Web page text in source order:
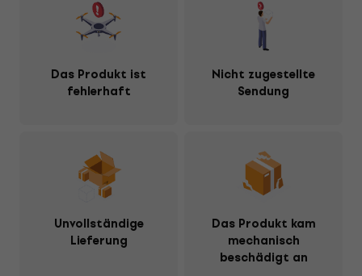
Das Produkt ist
fehlerhaft
Nicht zugestellte
Sendung
Unvollständige
Lieferung
Das Produkt kam
mechanisch
beschädigt an